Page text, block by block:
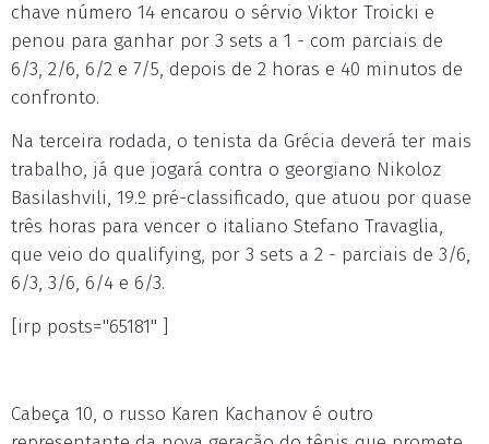
chave número 14 encarou o sérvio Viktor Troicki e
penou para ganhar por 3 sets a 1 - com parciais de
6/3, 2/6, 6/2 e 7/5, depois de 2 horas e 40 minutos de
confronto.
Na terceira rodada, o tenista da Grécia deverá ter mais
trabalho, já que jogará contra o georgiano Nikoloz
Basilashvili, 19.º pré-classificado, que atuou por quase
três horas para vencer o italiano Stefano Travaglia,
que veio do qualifying, por 3 sets a 2 - parciais de 3/6,
6/3, 3/6, 6/4 e 6/3.
[irp posts="65181" ]
Cabeça 10, o russo Karen Kachanov é outro